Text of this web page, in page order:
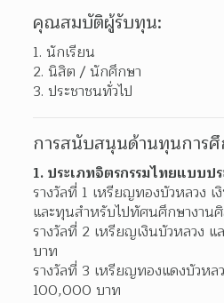
คุณสมบัติผู้รับทุน:
นักเรียน
นิสิต / นักศึกษา
ประชาชนทั่วไป
การสนับสนุนด้านทุนการ
1. ประเภทจิตรกรรมไทยแบบป
รางวัลที่ 1 เหรียญทองบัวหลวง
และทุนสำหรับไปทัศนศึกษางาน
รางวัลที่ 2 เหรียญเงินบัวหลวง แ
บาท
รางวัลที่ 3 เหรียญทองแดงบัวหลว
100,000 บาท